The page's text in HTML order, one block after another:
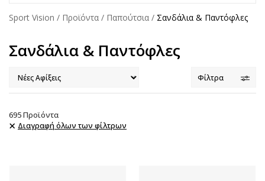
Sport Vision Προϊόντα Παπούτσια Σανδάλια & Παντόφλες
Σανδάλια & Παντόφλες
Φίλτρα
695Προϊόντα
Διαγραφή όλων των φίλτρων